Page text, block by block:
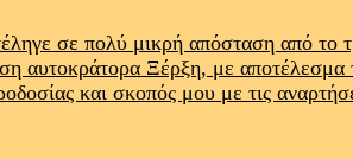
σε πολύ μικρή απόσταση από
αυτοκράτορα Ξέρξη, με
και σκοπός μου με τις